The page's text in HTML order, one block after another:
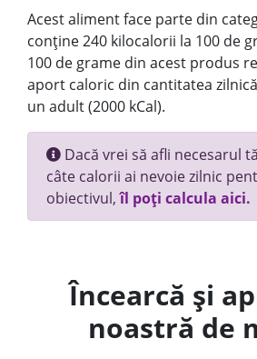
Acest aliment face parte din
conține 240 kilocalorii la 100 de
100 de grame din acest produs
aport caloric din cantitatea
un adult (2000 kCal).
Dacă vrei să afli necesarul
câte calorii ai nevoie zilnic
obiectivul,îl poți calcula aici.
Încearcă și
noastră de